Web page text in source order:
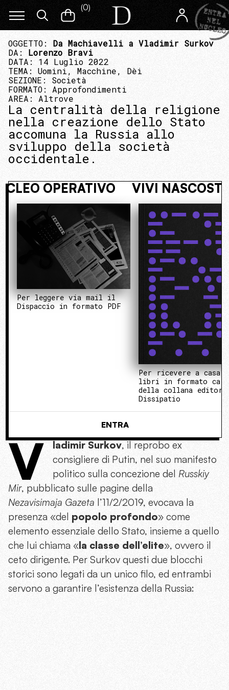
(0)
OGGETTO: Da Machiavelli a Vladimir Surkov
DA: Lorenzo Bravi
DATA: 14 Luglio 2022
TEMA: Uomini, Macchine, Dèi
SEZIONE: Società
FORMATO: Approfondimenti
AREA: Altrove
La centralità della religione
nella creazione dello Stato
accomuna la Russia allo
sviluppo della società
occidentale.
NEL NUCLEO OPERATIVO VIVI
Per leggere via mail il
Dispaccio in formato PDF
Per ricevere a casa i
libri in formato
della collana
Dissipatio
ENTRA
V ladimir Surkov, il reprobo ex
consigliere di Putin, nel suo manifesto
politico sulla concezione del Russkiy
Mir, pubblicato sulle pagine della
Nezavisimaja Gazeta l’11/2/2019, evocava la
presenza «del popolo profondo» come
elemento essenziale dello Stato, insieme a quello
che lui chiama «la classe dell’elite», ovvero il
ceto dirigente. Per Surkov questi due blocchi
storici sono legati da un unico filo, ed entrambi
servono a garantire l’esistenza della Russia: